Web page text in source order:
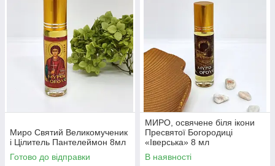
Миро Святий Великомученик
і Цілитель Пантелеймон 8мл
Готово до відправки
МИРО, освячене біля ікони
Пресвятої Богородиці
«Іверська» 8 мл
В наявності